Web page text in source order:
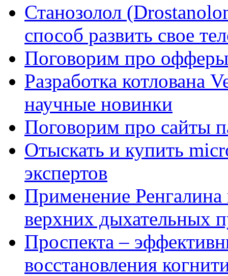
Станозолол
способ развить свое
Поговорим про
Разработка котлована
научные новинки
Поговорим про сайты
Отыскать и купить
экспертов
Применение Ренгалина
верхних дыхательных
Проспекта –
восстановления